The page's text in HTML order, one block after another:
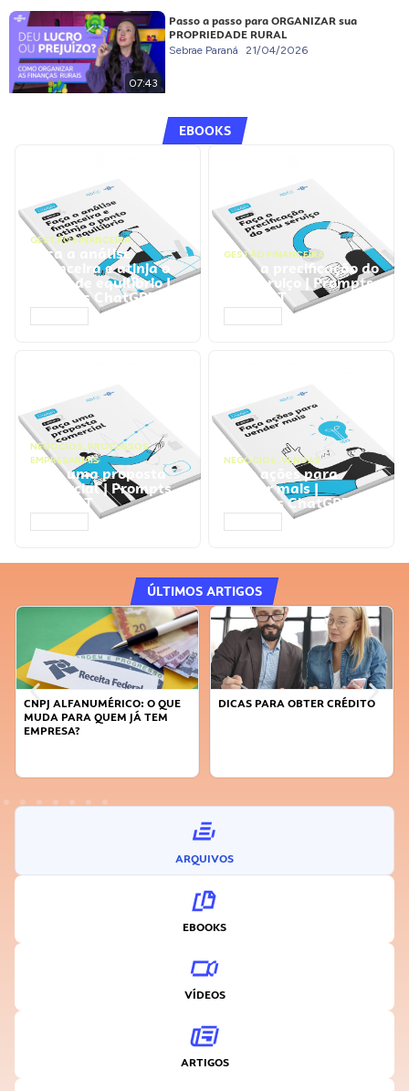
07:43
Passo a passo para ORGANIZAR sua
PROPRIEDADE RURAL
Sebrae Paraná 21/04/2026
EBOOKS
GESTÃO FINANCEIRA
Faça a análise
financeira e atinja o
ponto de equilíbrio |
Prompts ChatGPT
GESTÃO FINANCEIRA
Faça a precificação do
seu serviço | Prompts
ChatGPT
NEGÓCIOS, PROCESSOS
EMPRESARIAIS
Faça uma proposta
comercial | Prompts
ChatGPT
NEGÓCIOS, VENDAS
Faça ações para
vender mais |
Prompts ChatGPT
ÚLTIMOS ARTIGOS
CNPJ ALFANUMÉRICO: O QUE
MUDA PARA QUEM JÁ TEM
EMPRESA?
DICAS PARA OBTER CRÉDITO
ARQUIVOS
EBOOKS
VÍDEOS
ARTIGOS